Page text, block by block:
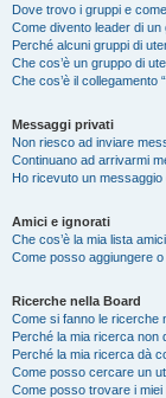
Dove trovo i gruppi e
Come divento leader di un
Perché alcuni gruppi di
Che cos’è un gruppo di
Che cos’è il collegamento
Messaggi privati
Non riesco ad inviare
Continuano ad arrivarmi
Ho ricevuto un
Amici e ignorati
Che cos’è la mia lista
Come posso aggiungere
Ricerche nella Board
Come si fanno le ricerche
Perché la mia ricerca non
Perché la mia ricerca dà
Come posso cercare un
Come posso trovare i